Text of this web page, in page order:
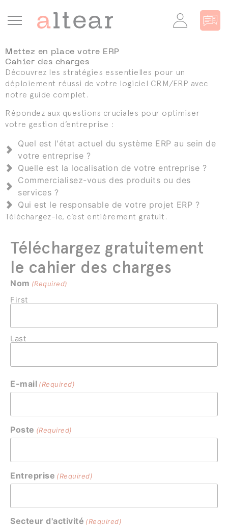
Mettez en place votre ERP
Cahier des charges
Découvrez les stratégies essentielles pour un
déploiement réussi de votre logiciel CRM/ERP avec
notre guide complet.
Répondez aux questions cruciales pour optimiser
votre gestion d’entreprise :
Quel est l'état actuel du système ERP au sein de
votre entreprise ?
Quelle est la localisation de votre entreprise ?
Commercialisez-vous des produits ou des
services ?
Qui est le responsable de votre projet ERP ?
Téléchargez-le, c’est entièrement gratuit.
Téléchargez gratuitement
le cahier des charges
Nom (Required)
First
Last
E-mail (Required)
Poste (Required)
Entreprise (Required)
Secteur d'activité (Required)